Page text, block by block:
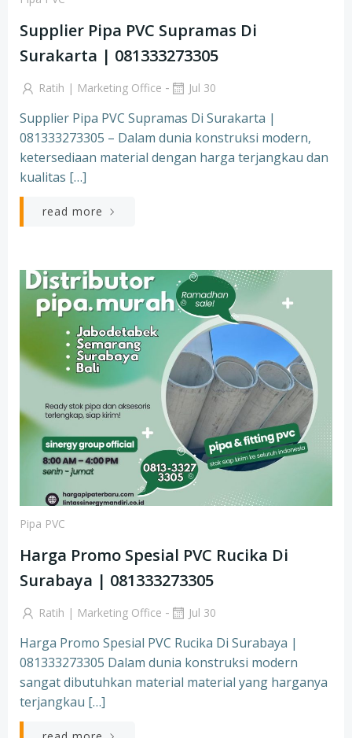
Supplier Pipa PVC Supramas Di
Surakarta | 081333273305
Ratih | Marketing Office - Jul 30
Supplier Pipa PVC Supramas Di Surakarta |
081333273305 – Dalam dunia konstruksi modern,
ketersediaan material dengan harga terjangkau dan
kualitas […]
read more
Pipa PVC
Harga Promo Spesial PVC Rucika Di
Surabaya | 081333273305
Ratih | Marketing Office - Jul 30
Harga Promo Spesial PVC Rucika Di Surabaya |
081333273305 Dalam dunia konstruksi modern
sangat dibutuhkan material material yang harganya
terjangkau […]